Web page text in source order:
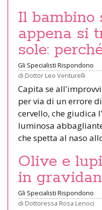
Il bambino
appena si
sole:
Gli Specialisti Rispondono
di Dottor Leo Venturelli
Capita se
per via di un errore
cervello, che giudica
luminosa
che spetta al naso
Olive e
in
Gli Specialisti Rispondono
di Dottoressa Rosa Lenoci